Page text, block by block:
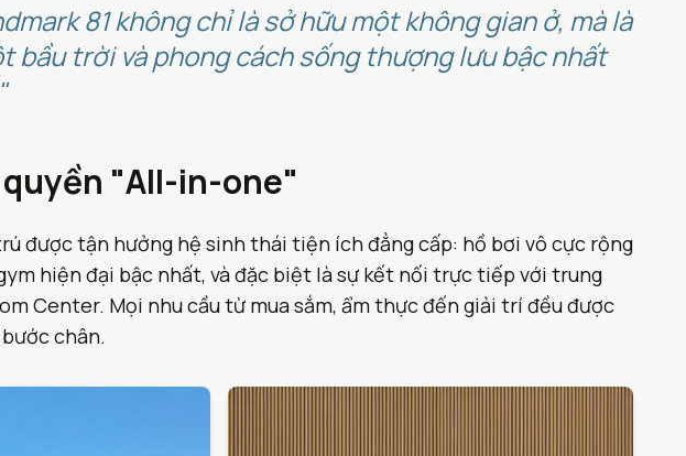
81 không chỉ là sở hữu một không gian ở, mà là
bầu trời và phong cách sống thượng lưu bậc nhất
"All-in-one"
được tận hưởng hệ sinh thái tiện ích đẳng cấp: hồ bơi vô cực rộng
hiện đại bậc nhất, và đặc biệt là sự kết nối trực tiếp với trung
Center. Mọi nhu cầu từ mua sắm, ẩm thực đến giải trí đều được
chân.